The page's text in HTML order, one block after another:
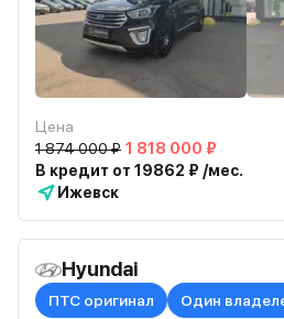
Цена
1 874 000 ₽ 1 818 000 ₽
В кредит от 19862 ₽ /мес.
Ижевск
Hyundai
ПТС оригинал Один